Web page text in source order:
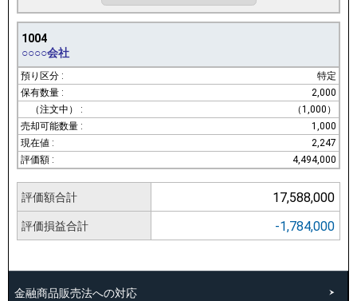
1004
○○○○会社
特定
2,000
（1,000）
1,000
2,247
4,494,000
評価額合計 17,588,000
評価損益合計 -1,784,000
金融商品販売法への対応